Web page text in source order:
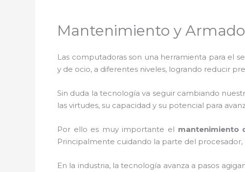
Mantenimiento y
Las computadoras son una herramienta para el
y de ocio, a diferentes niveles, logrando reducir
Sin duda la tecnología va seguir cambiando
las virtudes, su capacidad y su potencial para
Por ello es muy importante el mantenimiento
Principalmente cuidando la parte del
En la industria, la tecnología avanza a pasos